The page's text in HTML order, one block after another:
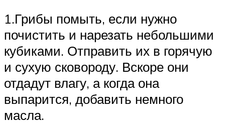
1.Грибы помыть, если нужно
почистить и нарезать небольшими
кубиками. Отправить их в горячую
и сухую сковороду. Вскоре они
отдадут влагу, а когда она
выпарится, добавить немного
масла.